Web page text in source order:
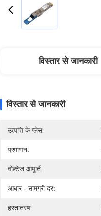
विस्तार से जानकारी
विस्तार से जानकारी
उत्पत्ति के प्लेस:
प्रमाणन:
वोल्टेज आपूर्ति:
आधार - सामग्री दर:
हस्तांतरण: